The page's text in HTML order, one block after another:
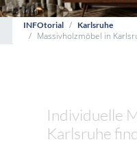
INFOtorial Karlsruhe
Massivholzmöbel in
Individuelle
Karlsruhe